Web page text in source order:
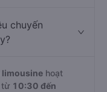
chuyến
limousine hoạt
từ 10:30 đến